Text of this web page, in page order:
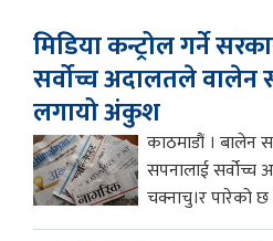
मिडिया कन्ट्रोल गर्ने
सर्वोच्च अदालतले वालेन
लगायो अंकुश
काठमाडौं । बालेन
सपनालाई
चक्नाचु।र पारेको छ